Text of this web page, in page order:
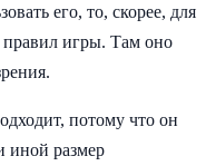
его, то, скорее, для
правил игры. Там оно
потому что он
иной размер